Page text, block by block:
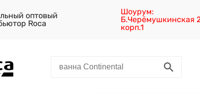
оптовый
Roca
Шоурум:
Б.Черёмушкинская
корп.1